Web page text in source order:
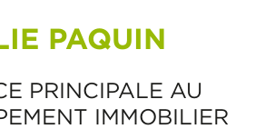
PAQUIN
PRINCIPALE AU
IMMOBILIER